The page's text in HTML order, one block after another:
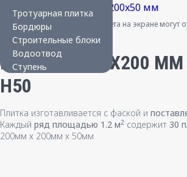
Укладка плитки
Карта партнера
Сертификаты
Парковая мебель
Новости
Тротуарная плитка
Бордюры
Строительные блоки
Водоотвод
Ступень
Цвета на экране могут
КВАДРАТ 200X200
H50
Плитка изготавливается с фаской и
Каждый ряд площадью 1.2 м2 содержит 30
200мм х 200мм х 50мм